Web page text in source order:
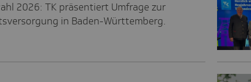
2026: TK präsentiert Umfrage zur
in Baden-Württemberg.